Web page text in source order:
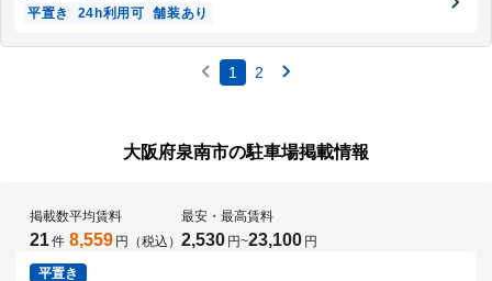
平置き
24h利用可 舗装あり
1 2
大阪府泉南市の駐車場掲載情報
掲載数
21件
平均賃料
8,559 円（税込）
最安・最高賃料
2,530 円~23,100 円
平置き